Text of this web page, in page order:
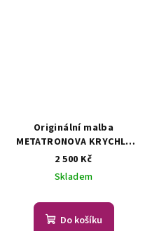
Originální malba
METATRONOVA KRYCHLE
(symbol posvátné
geometrie)
malba - symbol posvátné
2 500 Kč
Skladem
Do košíku